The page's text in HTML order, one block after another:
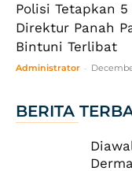
Polisi Tetapkan 5
Direktur Panah
Bintuni Terlibat
Administrator -
BERITA